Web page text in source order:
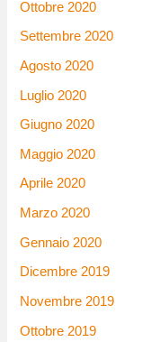
Ottobre 2020
Settembre 2020
Agosto 2020
Luglio 2020
Giugno 2020
Maggio 2020
Aprile 2020
Marzo 2020
Gennaio 2020
Dicembre 2019
Novembre 2019
Ottobre 2019